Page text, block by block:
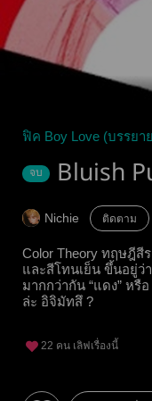
ฟิค Boy Love (บรรยา
จบ Bluish
Nichie ติดตาม
Color Theory ทฤษฎีสี
และสีโทนเย็น ขึ้นอยู่ว่า “สีม่วง” นั้น มีส่วนผสมของสีอะไร
มากกว่ากัน “แดง” หรือ “น้ำเงิน” แล้วสีของนายจะเป็นแบบไหน
ล่ะ อิจิมัทสึ ?
22 คน เลิฟเรื่องนี้